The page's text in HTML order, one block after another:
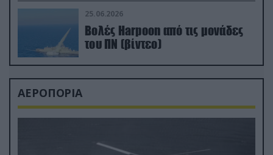
25.06.2026
Βολές Harpoon από τις μονάδες
του ΠΝ (βίντεο)
ΑΕΡΟΠΟΡΙΑ